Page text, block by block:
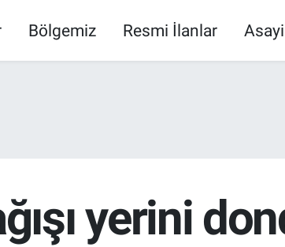
Bölgemiz Resmi İlanlar
yerini